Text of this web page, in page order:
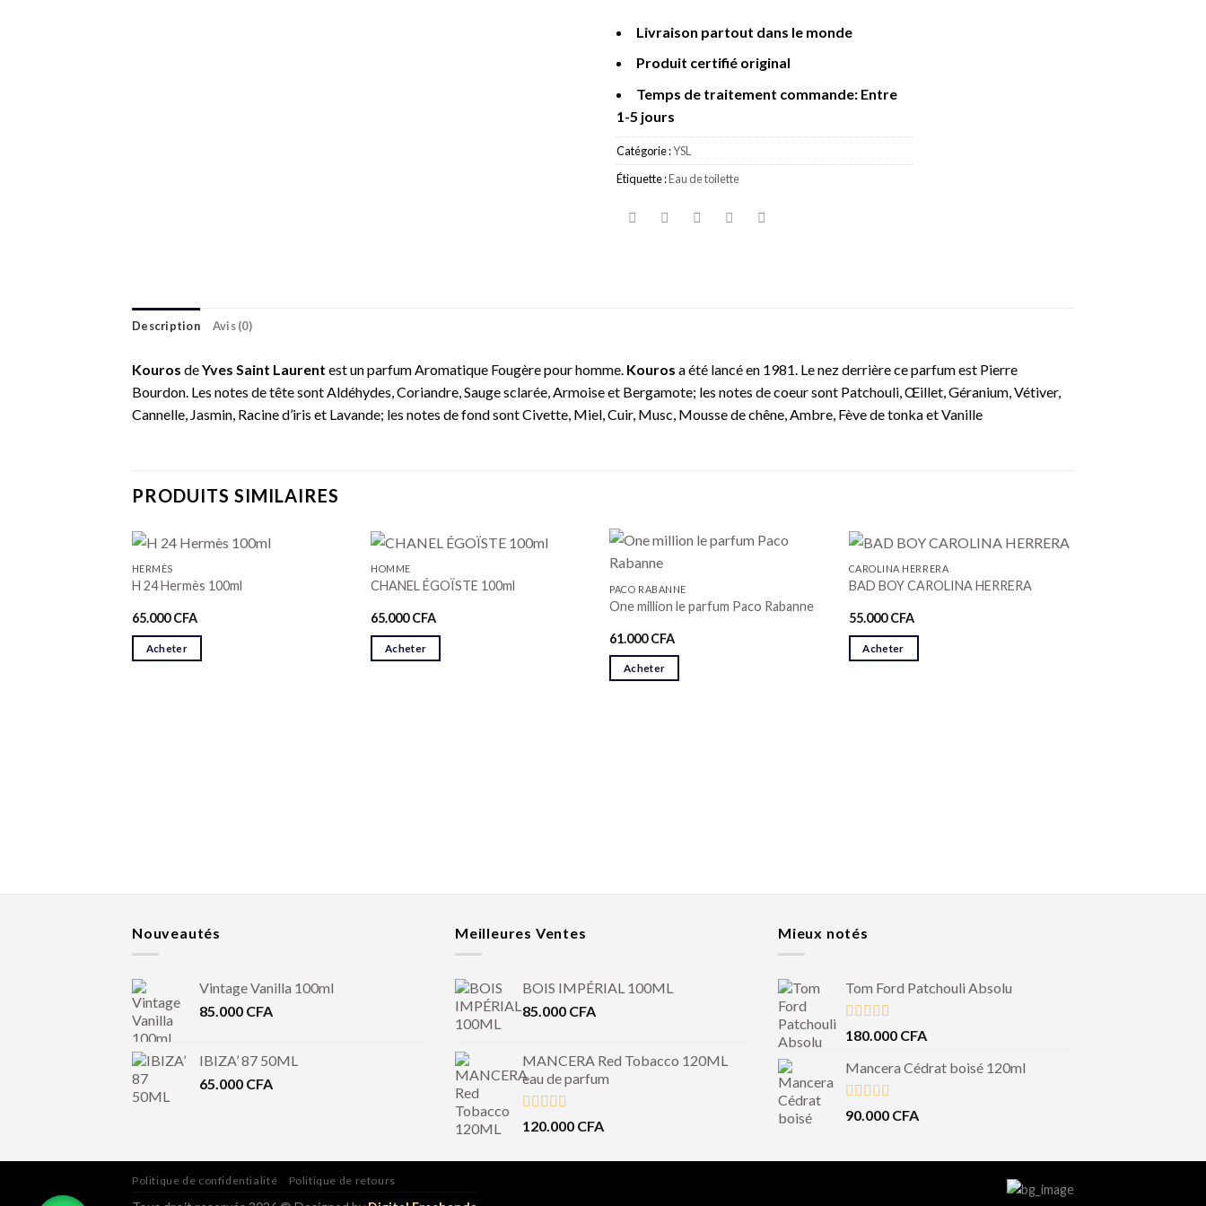
Livraison partout dans le monde
Produit certifié original
Temps de traitement commande: Entre
1-5 jours
Catégorie :YSL
Étiquette :Eau de toilette
Description Avis (0)
Kouros deYves Saint Laurent est un parfum Aromatique Fougère pour homme. Kouros a été lancé en 1981. Le nez derrière ce parfum est Pierre
Bourdon. Les notes de tête sont Aldéhydes, Coriandre, Sauge sclarée, Armoise et Bergamote; les notes de coeur sont Patchouli, Œillet, Géranium, Vétiver,
Cannelle, Jasmin, Racine d’iris et Lavande; les notes de fond sont Civette, Miel, Cuir, Musc, Mousse de chêne, Ambre, Fève de tonka et Vanille
PRODUITS SIMILAIRES
HERMÈS
H 24 Hermès 100ml
65.000CFA
Acheter
HOMME
CHANEL ÉGOÏSTE 100ml
65.000CFA
Acheter
PACO RABANNE
One million le parfum Paco Rabanne
61.000CFA
Acheter
CAROLINA HERRERA
BAD BOY CAROLINA HERRERA
55.000CFA
Acheter
Nouveautés
Vintage Vanilla 100ml
85.000 CFA
IBIZA’ 87 50ML
65.000 CFA
Meilleures Ventes
BOIS IMPÉRIAL 100ML
85.000 CFA
MANCERA Red Tobacco 120ML
eau de parfum
Note4.50
120.000 CFA
Mieux notés
Tom Ford Patchouli Absolu
Note5.00
180.000 CFA
Mancera Cédrat boisé 120ml
Note5.00
90.000 CFA
Politique de confidentialité Politique de retours